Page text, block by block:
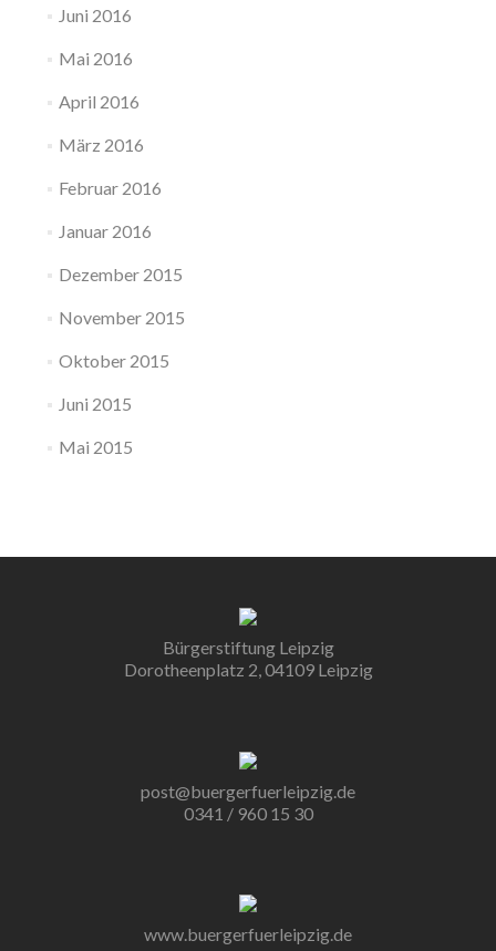
Juni 2016
Mai 2016
April 2016
März 2016
Februar 2016
Januar 2016
Dezember 2015
November 2015
Oktober 2015
Juni 2015
Mai 2015
Bürgerstiftung Leipzig
Dorotheenplatz 2, 04109 Leipzig
post@buergerfuerleipzig.de
0341 / 960 15 30
www.buergerfuerleipzig.de